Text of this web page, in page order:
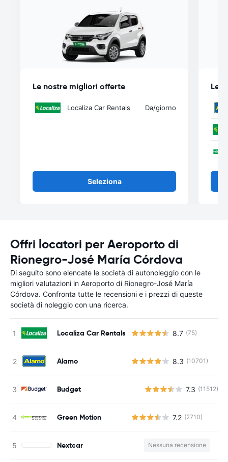
Le nostre migliori offerte
Localiza Car Rentals Da/giorno
Seleziona
Le
Offri locatori per Aeroporto di
Rionegro-José María Córdova
Di seguito sono elencate le società di autonoleggio con le
migliori valutazioni in Aeroporto di Rionegro-José María
Córdova. Confronta tutte le recensioni e i prezzi di queste
società di noleggio con una ricerca.
Localiza Car Rentals 8.7 (75)
Alamo 8.3 (10701)
Budget 7.3 (11512)
Green Motion 7.2 (2710)
Nextcar Nessuna recensione